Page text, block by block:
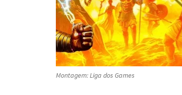
Montagem: Liga dos Games